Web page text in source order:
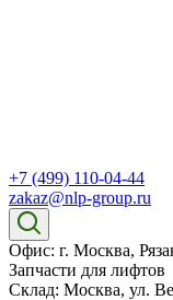
+7 (499) 110-04-44
zakaz@nlp-group.ru
Офис: г. Москва,
Запчасти для лифтов
Склад: Москва, ул.